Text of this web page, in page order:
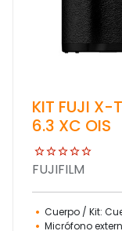
KIT FUJI
6.3 XC OIS
FUJIFILM
Cuerpo / Kit:
Micrófono